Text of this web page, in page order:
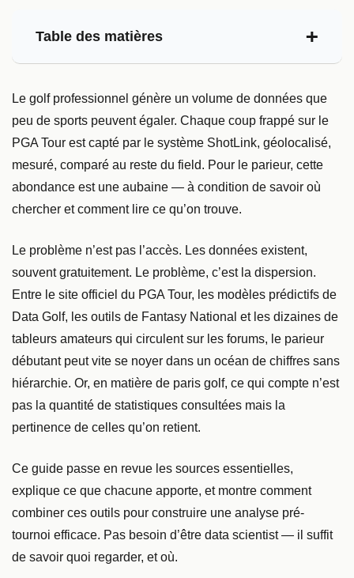
Table des matières
Le golf professionnel génère un volume de données que
peu de sports peuvent égaler. Chaque coup frappé sur le
PGA Tour est capté par le système ShotLink, géolocalisé,
mesuré, comparé au reste du field. Pour le parieur, cette
abondance est une aubaine — à condition de savoir où
chercher et comment lire ce qu’on trouve.
Le problème n’est pas l’accès. Les données existent,
souvent gratuitement. Le problème, c’est la dispersion.
Entre le site officiel du PGA Tour, les modèles prédictifs de
Data Golf, les outils de Fantasy National et les dizaines de
tableurs amateurs qui circulent sur les forums, le parieur
débutant peut vite se noyer dans un océan de chiffres sans
hiérarchie. Or, en matière de paris golf, ce qui compte n’est
pas la quantité de statistiques consultées mais la
pertinence de celles qu’on retient.
Ce guide passe en revue les sources essentielles,
explique ce que chacune apporte, et montre comment
combiner ces outils pour construire une analyse pré-
tournoi efficace. Pas besoin d’être data scientist — il suffit
de savoir quoi regarder, et où.